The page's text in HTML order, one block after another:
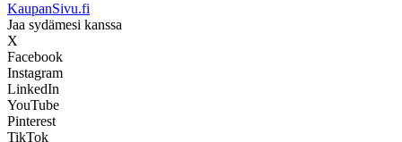
KaupanSivu.fi
Jaa sydämesi kanssa
X
Facebook
Instagram
LinkedIn
YouTube
Pinterest
TikTok